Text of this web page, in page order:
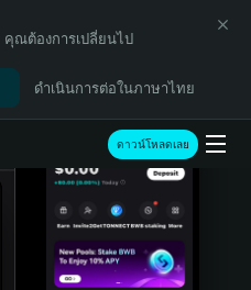
คุณต้องการเปลี่ยนไป
ดำเนินการต่อในภาษาไทย
ดาวน์โหลดเลย